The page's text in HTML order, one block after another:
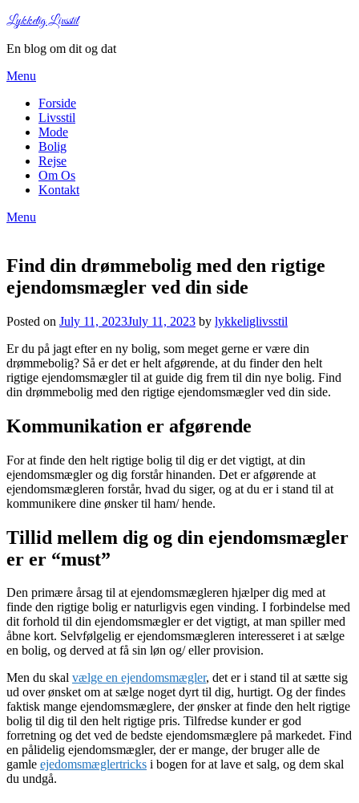
Lykkelig Livsstil
En blog om dit og dat
Menu
Forside
Livsstil
Mode
Bolig
Rejse
Om Os
Kontakt
Menu
Find din drømmebolig med den rigtige
ejendomsmægler ved din side
Posted on July 11, 2023July 11, 2023 by lykkeliglivsstil
Er du på jagt efter en ny bolig, som meget gerne er være din
drømmebolig? Så er det er helt afgørende, at du finder den helt
rigtige ejendomsmægler til at guide dig frem til din nye bolig. Find
din drømmebolig med den rigtige ejendomsmægler ved din side.
Kommunikation er afgørende
For at finde den helt rigtige bolig til dig er det vigtigt, at din
ejendomsmægler og dig forstår hinanden. Det er afgørende at
ejendomsmægleren forstår, hvad du siger, og at du er i stand til at
kommunikere dine ønsker til ham/ hende.
Tillid mellem dig og din ejendomsmægler
er er “must”
Den primære årsag til at ejendomsmægleren hjælper dig med at
finde den rigtige bolig er naturligvis egen vinding. I forbindelse med
dit forhold til din ejendomsmægler er det vigtigt, at man spiller med
åbne kort. Selvfølgelig er ejendomsmægleren interesseret i at sælge
en bolig, og derved at få sin løn og/ eller provision.
Men du skal vælge en ejendomsmægler, det er i stand til at sætte sig
ud over ønsket om at sælge noget dyrt til dig, hurtigt. Og der findes
faktisk mange ejendomsmæglere, der ønsker at finde den helt rigtige
bolig til dig til den helt rigtige pris. Tilfredse kunder er god
forretning og det ved de bedste ejendomsmæglere på markedet. Find
en pålidelig ejendomsmægler, der er mange, der bruger alle de
gamle ejedomsmæglertricks i bogen for at lave et salg, og dem skal
du undgå.